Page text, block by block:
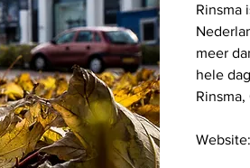
Rinsma
meer
hele
Website: